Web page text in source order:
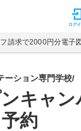
ジョン ログ
フ請求で2000円分電子
ーション専門学校/
キャン
約